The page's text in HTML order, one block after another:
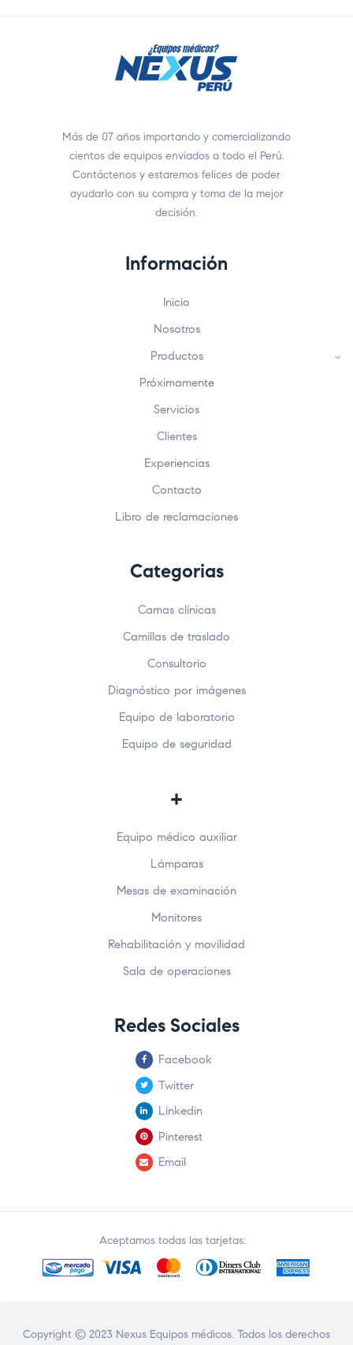
Más de 07 años importando y comercializando
cientos de equipos enviados a todo el Perú.
Contáctenos y estaremos felices de poder
ayudarlo con su compra y toma de la mejor
decisión.
Información
Inicio
Nosotros
Productos
Próximamente
Servicios
Clientes
Experiencias
Contacto
Libro de reclamaciones
Categorias
Camas clínicas
Camillas de traslado
Consultorio
Diagnóstico por imágenes
Equipo de laboratorio
Equipo de seguridad
+
Equipo médico auxiliar
Lámparas
Mesas de examinación
Monitores
Rehabilitación y movilidad
Sala de operaciones
Redes Sociales
Facebook
Twitter
Linkedin
Pinterest
Email
Aceptamos todas las tarjetas:
Copyright © 2023 Nexus Equipos médicos. Todos los derechos